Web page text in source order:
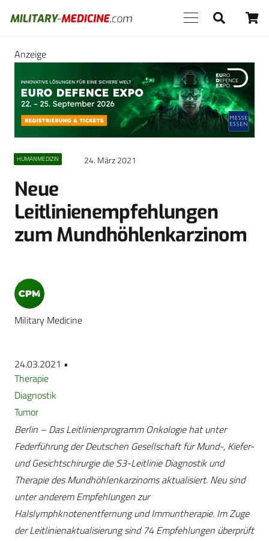
Anzeige
HUMANMEDIZIN 24. März 2021
Neue
Leitlinienempfehlungen
zum Mundhöhlenkarzinom
Military Medicine
24.03.2021 •
Therapie
Diagnostik
Tumor
Berlin – Das Leitlinienprogramm Onkologie hat unter
Federführung der Deutschen Gesellschaft für Mund-, Kiefer-
und Gesichtschirurgie die S3-Leitlinie Diagnostik und
Therapie des Mundhöhlenkarzinoms aktualisiert. Neu sind
unter anderem Empfehlungen zur
Halslymphknotenentfernung und Immuntherapie. Im Zuge
der Leitlinienaktualisierung sind 74 Empfehlungen überprüft